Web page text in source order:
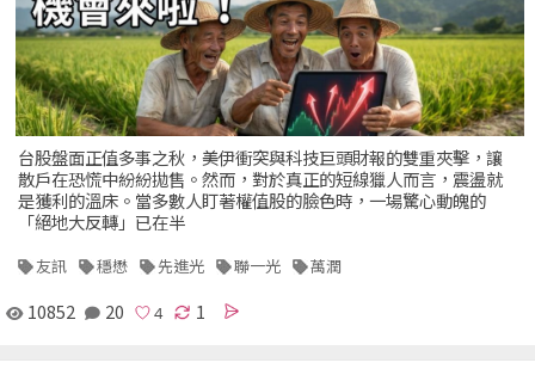
台股盤面正值多事之秋，美伊衝突與科技巨頭財報的雙重夾擊，讓
散戶在恐慌中紛紛拋售。然而，對於真正的短線獵人而言，震盪就
是獲利的溫床。當多數人盯著權值股的臉色時，一場驚心動魄的
「絕地大反轉」已在半
友訊 穩懋 先進光 聯一光 萬潤
10852 20 1